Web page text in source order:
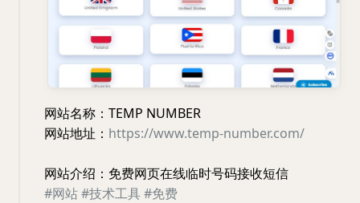
网站名称：TEMP NUMBER
网站地址： https://www.temp-number.com/
网站介绍：免费网页在线临时号码接收短信
#网站#技术工具#免费